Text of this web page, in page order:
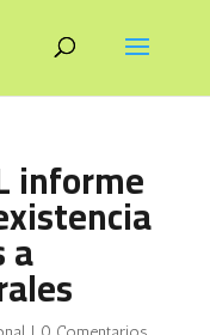
informe
a